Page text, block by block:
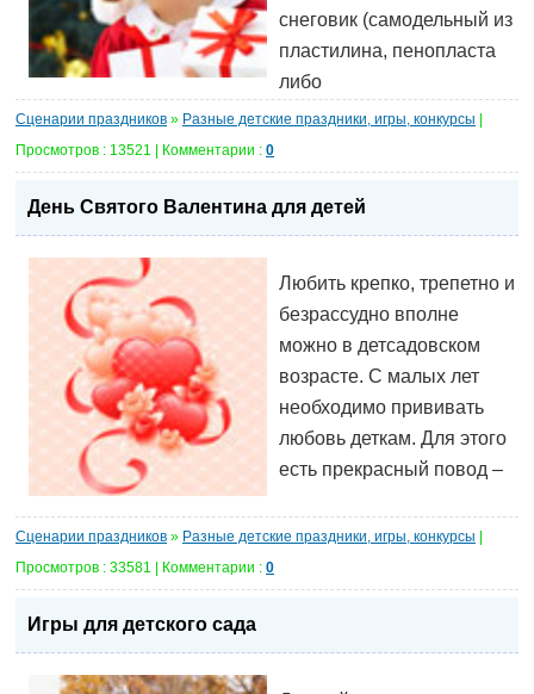
снеговик (самодельный из
пластилина, пенопласта
либо
Сценарии праздников » Разные детские праздники, игры, конкурсы |
Просмотров : 13521 | Комментарии : 0
День Святого Валентина для детей
Любить крепко, трепетно и
безрассудно вполне
можно в детсадовском
возрасте. С малых лет
необходимо прививать
любовь деткам. Для этого
есть прекрасный повод –
Сценарии праздников » Разные детские праздники, игры, конкурсы |
Просмотров : 33581 | Комментарии : 0
Игры для детского сада